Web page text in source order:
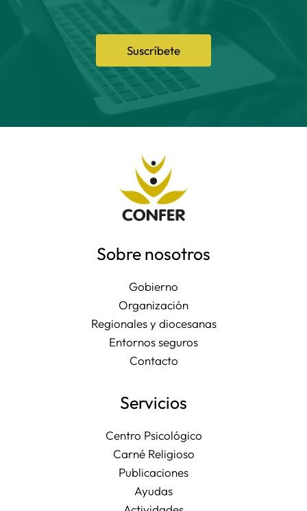
Suscríbete
Sobre nosotros
Gobierno
Organización
Regionales y diocesanas
Entornos seguros
Contacto
Servicios
Centro Psicológico
Carné Religioso
Publicaciones
Ayudas